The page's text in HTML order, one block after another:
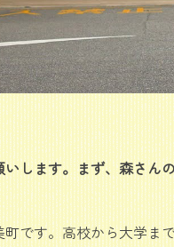
します。まず、森さ
です。高校から大学ま